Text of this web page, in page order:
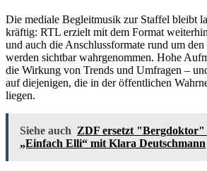
Die mediale Begleitmusik zur Staffel bleibt
kräftig: RTL erzielt mit dem Format
und auch die Anschlussformate rund um
werden sichtbar wahrgenommen. Hohe
die Wirkung von Trends und Umfragen –
auf diejenigen, die in der öffentlichen
liegen.
Siehe auch ZDF ersetzt "Bergdoktor"
„Einfach Elli“ mit Klara Deutschmann